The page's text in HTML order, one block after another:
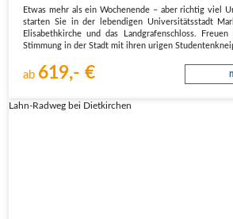
Etwas mehr als ein Wochenende – aber richtig viel
starten Sie in der lebendigen Universitätsstadt
Elisabethkirche und das Landgrafenschloss.
Stimmung in der Stadt mit ihren urigen
ab 619,- €
Lahn-Radweg bei Dietkirchen